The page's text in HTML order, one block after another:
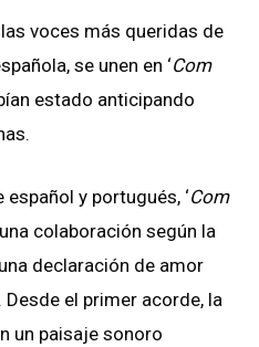
voces más queridas de
se unen en ‘Com
estado anticipando
y portugués, ‘Com
colaboración según la
declaración de amor
el primer acorde, la
un paisaje sonoro